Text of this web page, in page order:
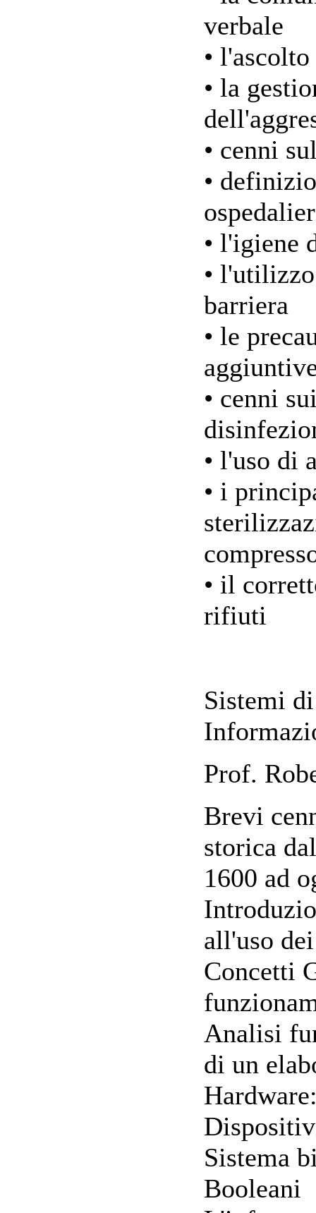
verbale
•
• la
• cenni
•
• l'igiene
•
barriera
• le
• cenni
• l'uso di
• i
• il
rifiuti
Sistemi
Prof.
Brevi
storica
1600 ad
all'uso
Concetti
Analisi
di un
Sistema
Booleani